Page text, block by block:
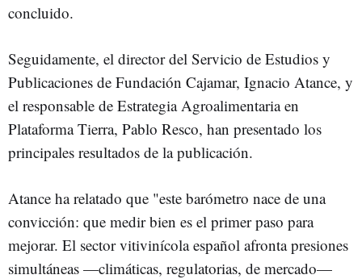
concluido.
Seguidamente, el director del Servicio de Estudios y
Publicaciones de Fundación Cajamar, Ignacio Atance, y
el responsable de Estrategia Agroalimentaria en
Plataforma Tierra, Pablo Resco, han presentado los
principales resultados de la publicación.
Atance ha relatado que "este barómetro nace de una
convicción: que medir bien es el primer paso para
mejorar. El sector vitivinícola español afronta presiones
simultáneas —climáticas, regulatorias, de mercado—